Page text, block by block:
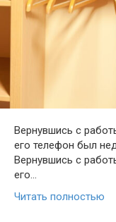
Вернувшись с
его телефон был
Вернувшись с
его…
Читать полностью